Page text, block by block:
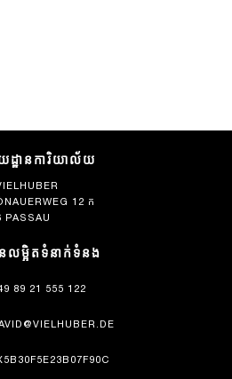
ដ្ឋានការិយាល័យ
12 ក
PASSAU
លម្អិតទំនាក់ទំនង
89 21 555 122